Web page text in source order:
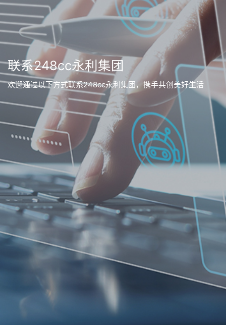
联系248cc永利集团
欢迎通过以下方式联系248cc永利集团，携手共创美好生活